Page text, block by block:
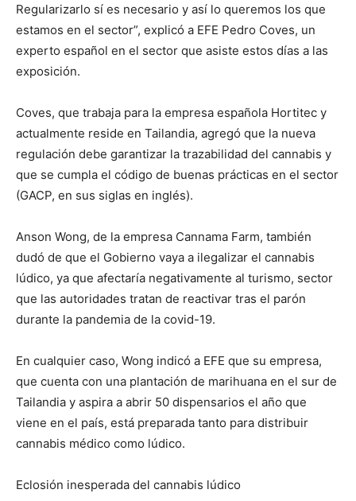
Regularizarlo sí es necesario y así lo queremos los que
estamos en el sector”, explicó a EFE Pedro Coves, un
experto español en el sector que asiste estos días a las
exposición.
Coves, que trabaja para la empresa española Hortitec y
actualmente reside en Tailandia, agregó que la nueva
regulación debe garantizar la trazabilidad del cannabis y
que se cumpla el código de buenas prácticas en el sector
(GACP, en sus siglas en inglés).
Anson Wong, de la empresa Cannama Farm, también
dudó de que el Gobierno vaya a ilegalizar el cannabis
lúdico, ya que afectaría negativamente al turismo, sector
que las autoridades tratan de reactivar tras el parón
durante la pandemia de la covid-19.
En cualquier caso, Wong indicó a EFE que su empresa,
que cuenta con una plantación de marihuana en el sur de
Tailandia y aspira a abrir 50 dispensarios el año que
viene en el país, está preparada tanto para distribuir
cannabis médico como lúdico.
Eclosión inesperada del cannabis lúdico